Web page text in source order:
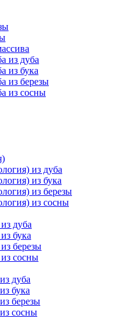
из дуба
из бука
из березы
из сосны
из дуба
из бука
из березы
из сосны
дуба
бука
березы
сосны
дуба
бука
березы
сосны